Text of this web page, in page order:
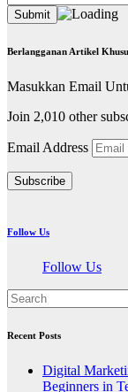
Berlangganan Artikel
Masukkan Email
Join 2,010 other
Email Address
Subscribe
Follow Us
Follow Us
Recent Posts
Digital
Beginners in